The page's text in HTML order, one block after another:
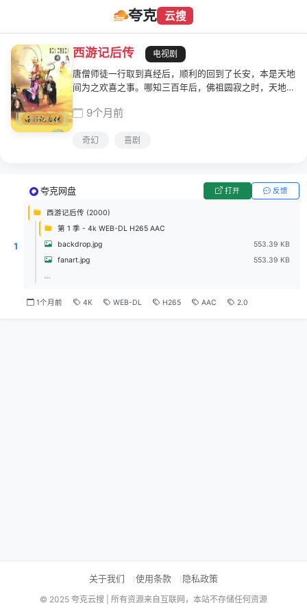
夸克 云搜
西游记后传
电视剧
唐僧师徒一行取到真经后，顺利的回到了长安，本是天地
间为之欢喜之事。哪知三百年后，佛祖圆寂之时，天地突
地灵山，自封为“无天佛祖”。且告知众妖：33年后，如来
而他们的目 标就是夺得这17颗舍利子，进而杀死转世灵
(曹荣 饰)和八戒(闾汉彪 饰)意识到三界目前正面临着重
大问题。而另一边，转世灵童乔灵儿(吴健 饰)正在一天天
长大。一场恶斗即将来开序幕……
9个月前
奇幻 喜剧
1
夸克网盘 打开 反馈
西游记后传 (2000)
第 1 季 - 4k WEB-DL H265 AAC
backdrop.jpg
553.39 KB
fanart.jpg
553.39 KB
...
1个月前 4K WEB-DL H265 AAC 2.0
关于我们 使用条款 隐私政策
© 2025 夸克云搜 | 所有资源来自互联网，本站不存储任何资源